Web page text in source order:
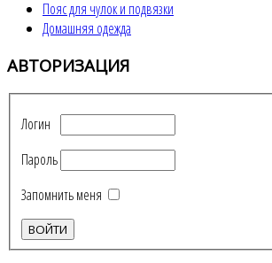
Пояс для чулок и подвязки
Домашняя одежда
АВТОРИЗАЦИЯ
Логин
Пароль
Запомнить меня